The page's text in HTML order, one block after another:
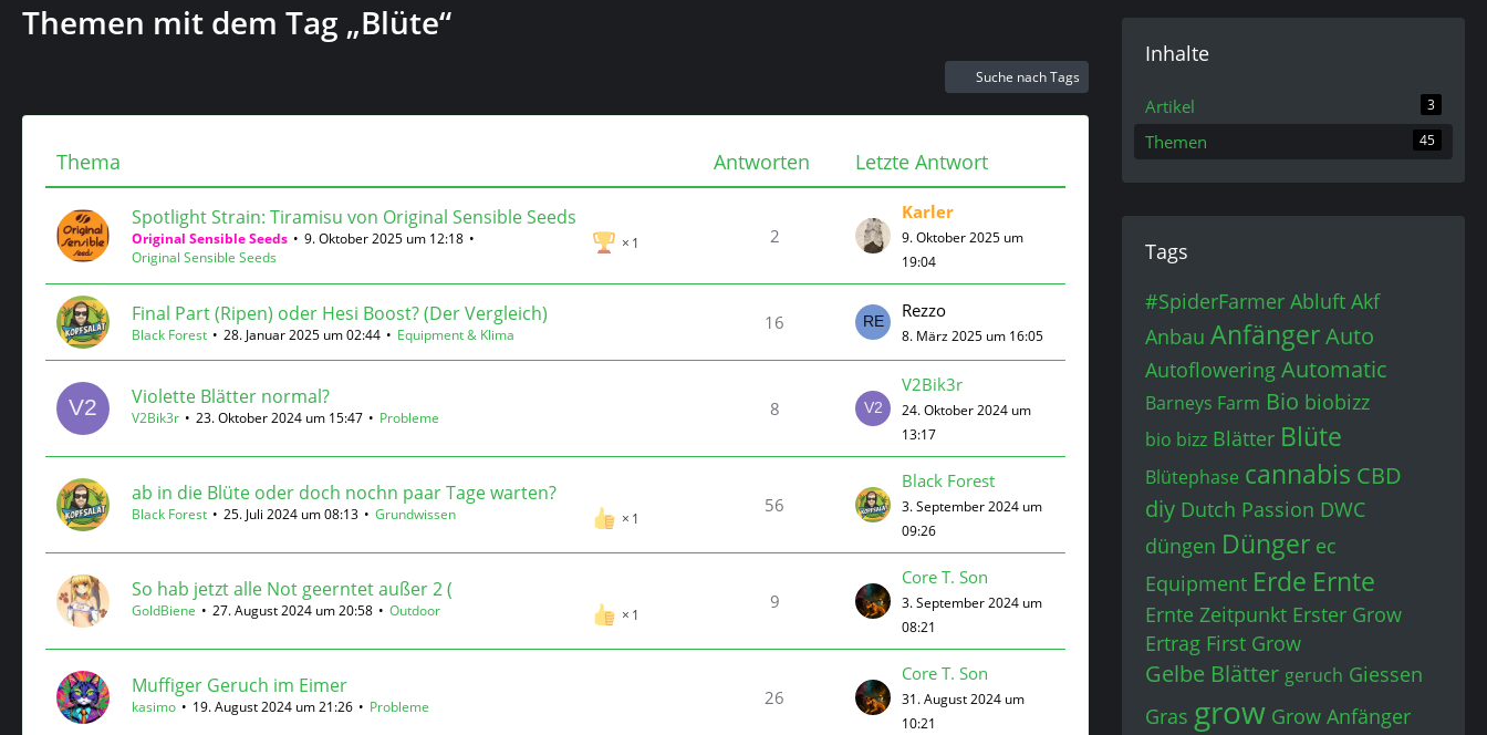
Themen mit dem Tag „Blüte“
Suche nach Tags
Thema Antworten Letzte Antwort
Spotlight Strain: Tiramisu von Original Sensible Seeds
1
Original Sensible Seeds
9. Oktober 2025 um 12:18
Original Sensible Seeds
2
Karler
9. Oktober 2025 um
19:04
Final Part (Ripen) oder Hesi Boost? (Der Vergleich)
Black Forest 28. Januar 2025 um 02:44 Equipment & Klima
16
Rezzo
8. März 2025 um 16:05
Violette Blätter normal?
V2Bik3r 23. Oktober 2024 um 15:47 Probleme 8
V2Bik3r
24. Oktober 2024 um
13:17
ab in die Blüte oder doch nochn paar Tage warten?
1
Black Forest 25. Juli 2024 um 08:13 Grundwissen 56
Black Forest
3. September 2024 um
09:26
So hab jetzt alle Not geerntet außer 2 (
1
GoldBiene 27. August 2024 um 20:58 Outdoor 9
Core T. Son
3. September 2024 um
08:21
Muffiger Geruch im Eimer
kasimo 19. August 2024 um 21:26 Probleme 26
Core T. Son
31. August 2024 um
10:21
Inhalte
Artikel 3
Themen 45
Tags
#SpiderFarmer Abluft Akf
Anbau AnfängerAuto
Autoflowering Automatic
Barneys Farm Bio biobizz
bio bizz Blätter Blüte
Blütephase cannabis CBD
diy Dutch Passion DWC
düngen Dünger ec
Equipment Erde Ernte
Ernte Zeitpunkt Erster Grow
Ertrag First Grow
Gelbe Blätter geruch Giessen
Gras grow Grow Anfänger